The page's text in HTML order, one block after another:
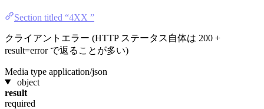
Section titled “4XX ”
クライアントエラー (HTTP ステータス自体は 200 +
result=error で返ることが多い)
Media type application/json
object
result
required